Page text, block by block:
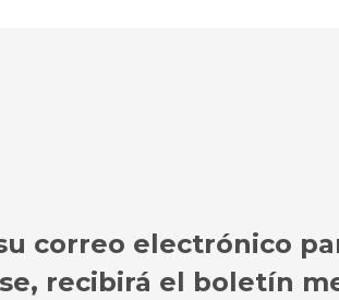
correo electrónico
recibirá el boletín